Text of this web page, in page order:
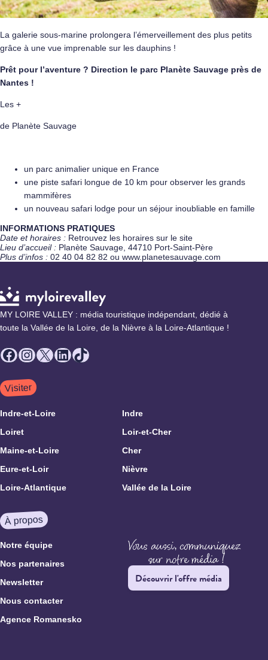
La galerie sous-marine prolongera l’émerveillement des plus petits
grâce à une vue imprenable sur les dauphins !
Prêt pour l’aventure ? Direction le parc Planète Sauvage près de
Nantes !
Les +
de Planète Sauvage
un parc animalier unique en France
une piste safari longue de 10 km pour observer les grands
mammifères
un nouveau safari lodge pour un séjour inoubliable en famille
INFORMATIONS PRATIQUES
Date et horaires : Retrouvez les horaires sur le site
Lieu d’accueil : Planète Sauvage, 44710 Port-Saint-Père
Plus d’infos : 02 40 04 82 82 ou www.planetesauvage.com
MY LOIRE VALLEY : média touristique indépendant, dédié à
toute la Vallée de la Loire, de la Nièvre à la Loire-Atlantique !
Facebook
Instagram
X LinkedIn
TikTok
Visiter
Indre-et-Loire
Indre
Loiret
Loir-et-Cher
Maine-et-Loire
Cher
Eure-et-Loir
Nièvre
Loire-Atlantique
Vallée de la Loire
À propos
Notre équipe
Nos partenaires
Newsletter
Nous contacter
Agence Romanesko
Découvrir l'offre média